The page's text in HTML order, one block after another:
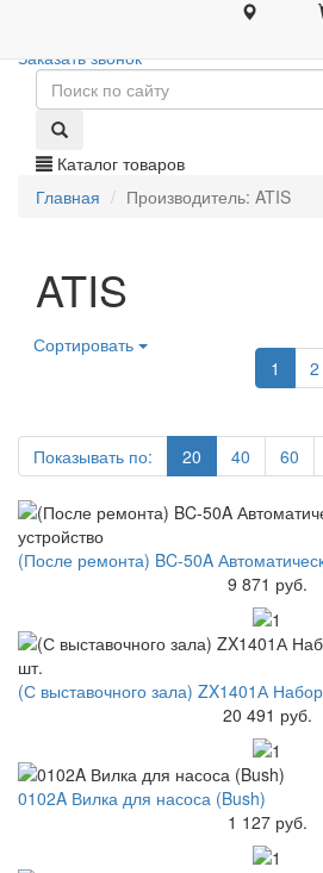
+7 (495) 646-08-66 +7 (495)
Заказать звонок
Каталог товаров
Главная
Производитель: ATIS
ATIS
Сортировать
1
2
Показывать по: 20 40 60
(После ремонта) BC-50A
9 871 руб.
(С выставочного зала) ZX1401А
20 491 руб.
0102A Вилка для насоса (Bush)
1 127 руб.